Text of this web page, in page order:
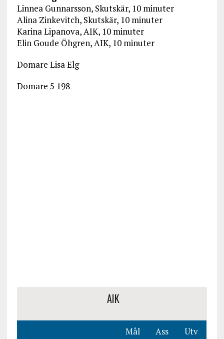
Linnea Gunnarsson, Skutskär, 10 minuter
Alina Zinkevitch, Skutskär, 10 minuter
Karina Lipanova, AIK, 10 minuter
Elin Goude Öhgren, AIK, 10 minuter
Domare Lisa Elg
Domare 5 198
AIK
Mål Ass Utv